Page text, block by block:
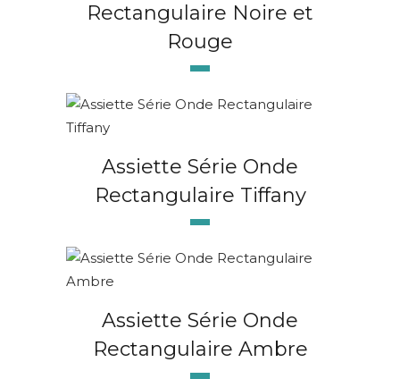
Rectangulaire Noire et
Rouge
Assiette Série Onde
Rectangulaire Tiffany
Assiette Série Onde
Rectangulaire Ambre